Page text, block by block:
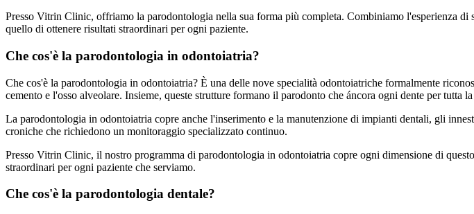
Presso Vitrin Clinic, offriamo la parodontologia nella sua forma più completa. Combiniamo l'esperienza
quello di ottenere risultati straordinari per ogni paziente.
Che cos'è la parodontologia in odontoiatria?
Che cos'è la parodontologia in odontoiatria? È una delle nove specialità odontoiatriche formalmente
cemento e l'osso alveolare. Insieme, queste strutture formano il parodonto che áncora ogni dente per tutta
La parodontologia in odontoiatria copre anche l'inserimento e la manutenzione di impianti dentali, gli
croniche che richiedono un monitoraggio specializzato continuo.
Presso Vitrin Clinic, il nostro programma di parodontologia in odontoiatria copre ogni dimensione di
straordinari per ogni paziente che serviamo.
Che cos'è la parodontologia dentale?